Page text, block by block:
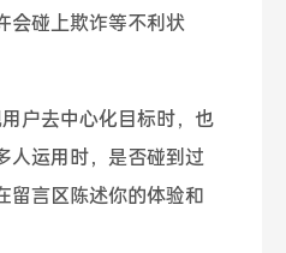
会碰上欺诈等不利状
户去中心化目标时，也
人运用时，是否碰到过
留言区陈述你的体验和